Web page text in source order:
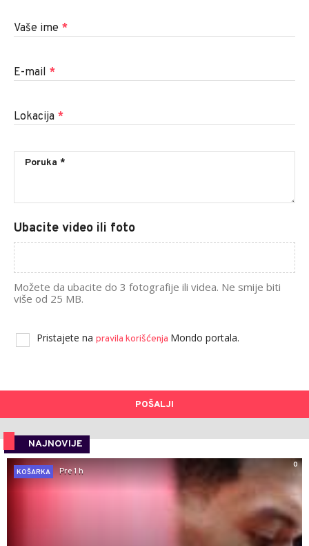
Vaše ime *
E-mail *
Lokacija *
Ubacite video ili foto
Možete da ubacite do 3 fotografije ili videa. Ne smije biti
više od 25 MB.
Pristajete na pravila korišćenja Mondo portala.
POŠALJI
NAJNOVIJE
0
KOŠARKA
Pre 1 h